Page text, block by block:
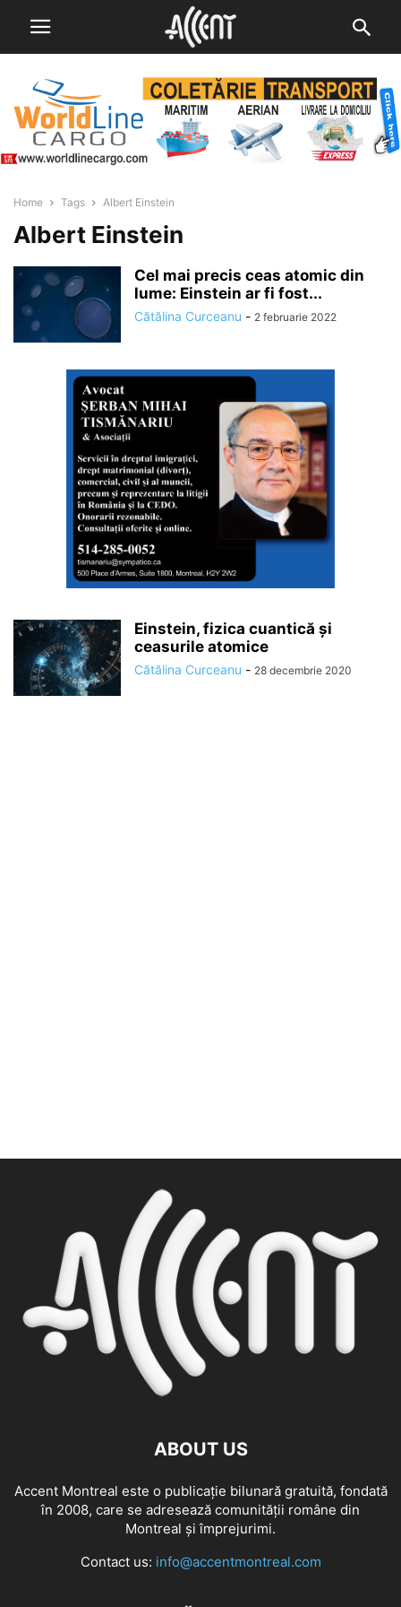
Home Tags Albert Einstein
Albert Einstein
Cel mai precis ceas atomic din
lume: Einstein ar fi fost...
Cătălina Curceanu - 2 februarie 2022
Einstein, fizica cuantică și
ceasurile atomice
Cătălina Curceanu - 28 decembrie 2020
ABOUT US
Accent Montreal este o publicație bilunară gratuită, fondată
în 2008, care se adresează comunităţii române din
Montreal şi împrejurimi.
Contact us: info@accentmontreal.com